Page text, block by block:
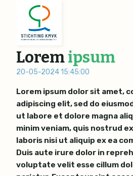
Loremipsum
20-05-2024 15:45:00
Lorem ipsum dolor sit amet,
adipiscing elit, sed do
ut labore et dolore magna
minim veniam, quis nostrud
laboris nisi ut aliquip ex ea
Duis aute irure dolor in
voluptate velit esse cillum